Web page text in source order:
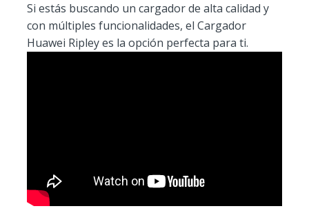
Si estás buscando un cargador de alta calidad y
con múltiples funcionalidades, el Cargador
Huawei Ripley es la opción perfecta para ti.